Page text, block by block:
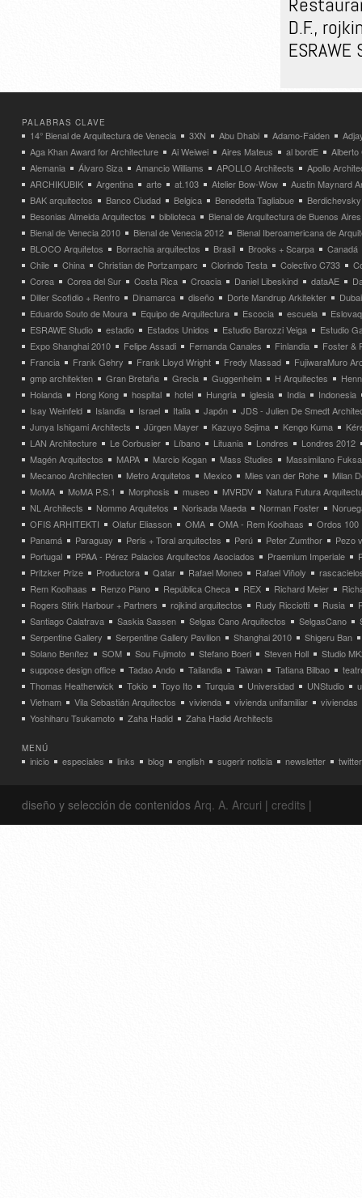
D.F.,
PALABRAS CLAVE
14° Bienal de Arquitectura de Venecia 3XN Abu Dhabi Adamo-Faiden
Aga Khan Award for Architecture
Ai Weiwei Aires Mateus al bordE
Alberto
Alemania
Álvaro Siza Amancio Williams APOLLO Architects
Apollo
ARCHIKUBIK
Argentina arte at.103 Atelier Bow-Wow
Austin Maynard
BAK arquitectos
Banco Ciudad Belgica Benedetta Tagliabue
Besonias Almeida Arquitectos
biblioteca
Bienal de Arquitectura de Buenos Aires
Bienal de Venecia 2010
Bienal de Venecia 2012
Bienal Iberoamericana de
BLOCO Arquitetos
Borrachia arquitectos Brasil Brooks + Scarpa
Canadá
Chile
China Christian de Portzamparc Clorindo Testa Colectivo C733
Corea
Corea del Sur Costa Rica Croacia Daniel Libeskind dataAE
Diller Scofidio + Renfro
Dinamarca diseño Dorte Mandrup Arkitekter
Dubai
Eduardo Souto de Moura
Equipo de Arquitectura Escocia escuela
ESRAWE Studio
estadio Estados Unidos Estudio Barozzi Veiga
Estudio
Expo Shanghai 2010
Felipe Assadi Fernanda Canales Finlandia
Foster &
Francia
Frank Gehry Frank Lloyd Wright Fredy Massad
FujiwaraMuro
gmp architekten
Gran Bretaña Grecia Guggenheim H Arquitectes
Holanda
Hong Kong hospital hotel Hungria iglesia India
Indonesia
Isay Weinfeld
Islandia Israel Italia Japón
JDS - Julien De Smedt
Junya Ishigami Architects
Jürgen Mayer Kazuyo Sejima Kengo Kuma
LAN Architecture
Le Corbusier Líbano Lituania Londres
Londres 2012
Magén Arquitectos
MAPA Marcio Kogan Mass Studies
Massimilano
Mecanoo Architecten
Metro Arquitetos Mexico Mies van der Rohe
Milan
MoMA
MoMA P.S.1 Morphosis museo MVRDV
Natura Futura
NL Architects
Nommo Arquitetos Norisada Maeda Norman Foster
OFIS ARHITEKTI
Olafur Eliasson OMA OMA - Rem Koolhaas
Ordos 100
Panamá
Paraguay Peris + Toral arquitectes Perú Peter Zumthor
Pezo
Portugal
PPAA - Pérez Palacios Arquitectos Asociados Praemium Imperiale
Pritzker Prize
Productora Qatar Rafael Moneo Rafael Viñoly
Rem Koolhaas
Renzo Piano República Checa REX Richard Meier
Rogers Stirk Harbour + Partners
rojkind arquitectos Rudy Ricciotti Rusia
Santiago Calatrava
Saskia Sassen Selgas Cano Arquitectos SelgasCano
Serpentine Gallery
Serpentine Gallery Pavilion Shanghai 2010
Shigeru Ban
Solano Benítez
SOM Sou Fujimoto Stefano Boeri Steven Holl
Studio
suppose design office
Tadao Ando Tailandia Taiwan Tatiana Bilbao
Thomas Heatherwick
Tokio Toyo Ito Turquia Universidad UNStudio
Vietnam
Vila Sebastián Arquitectos vivienda vivienda unifamiliar
viviendas
Yoshiharu Tsukamoto
Zaha Hadid Zaha Hadid Architects
MENÚ
inicio especiales links blog english sugerir noticia newsletter twitter
diseño y selección de contenidos Arq. A. Arcuri | credits |